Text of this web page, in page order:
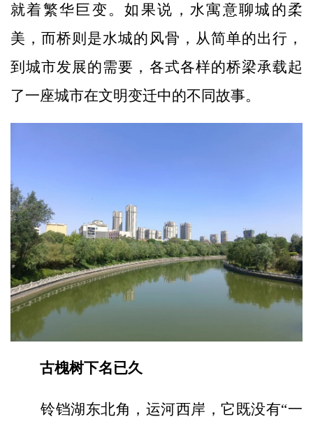
就着繁华巨变。如果说，水寓意聊城的柔
美，而桥则是水城的风骨，从简单的出行，
到城市发展的需要，各式各样的桥梁承载起
了一座城市在文明变迁中的不同故事。
古槐树下名已久
铃铛湖东北角，运河西岸，它既没有“一